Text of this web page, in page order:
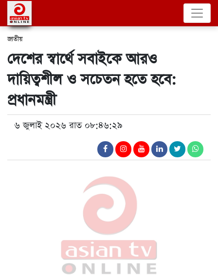
জাতীয়
দেশের স্বার্থে সবাইকে আরও
দায়িত্বশীল ও সচেতন হতে হবে:
প্রধানমন্ত্রী
৬ জুলাই ২০২৬ রাত ০৮:৪৬:২৯